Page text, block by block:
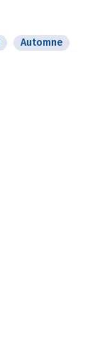
Automne